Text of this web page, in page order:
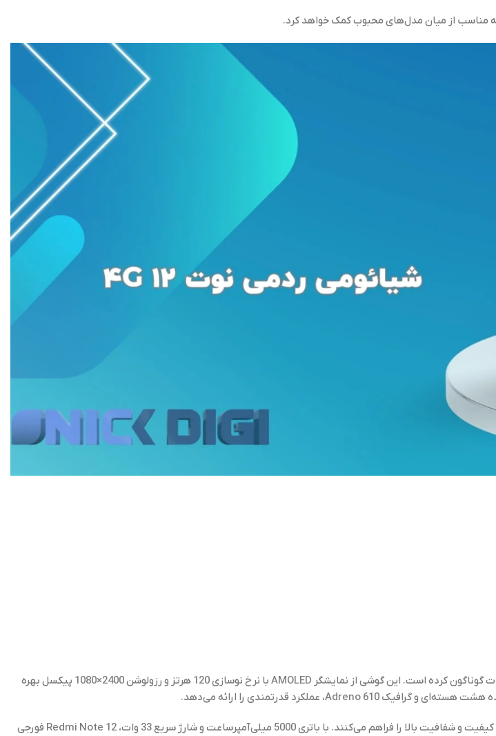
مناسب از میان مدل‌های محبوب کمک خواهد کرد.
شیائومی در طراحی گوشی Redmi Note 12 فورجی موفق به ایجاد تعادلی مناسب در مشخصات گوناگون کرده است. این گوشی از نمایشگر AMOLED با نرخ نوسازی 120 هرتز و رزولوشن 2400×1080 پیکسل بهره
دوربین اصلی با رزولوشن 50+8+2 مگاپیکسل و دوربین سلفی 13 مگاپیکسل، امکان عکاسی با کیفیت و شفافیت بالا را فراهم می‌کنند. با باتری 5000 میلی‌آمپرساعت و شارژ سریع 33 وات، Redmi Note 12 فورجی